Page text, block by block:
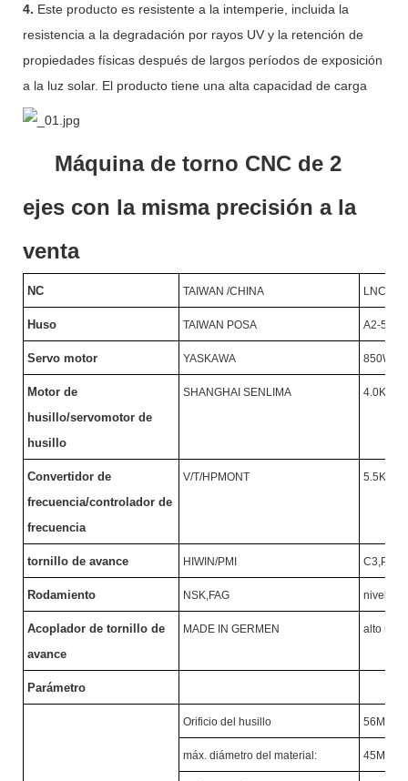
4. Este producto es resistente a la intemperie, incluida la
resistencia a la degradación por rayos UV y la retención de
propiedades físicas después de largos períodos de exposición
a la luz solar. El producto tiene una alta capacidad de carga
Máquina de torno CNC de 2
ejes con la misma precisión a la
venta
NC TAIWAN /CHINA LNC/
Huso TAIWAN POSA A2-5/46
Servo motor YASKAWA 850W
Motor de
husillo/servomotor de
husillo
SHANGHAI SENLIMA 4.0KW/
Convertidor de
frecuencia/controlador de
frecuencia
V/T/HPMONT 5.5KW/
tornillo de avance HIWIN/PMI C3,P
Rodamiento NSK,FAG nivel P4
Acoplador de tornillo de
avance
MADE IN GERMEN alto
Parámetro
Orificio del husillo 56MM
máx. diámetro del material: 45MM